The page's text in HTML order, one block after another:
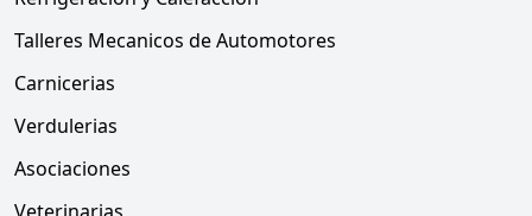
Talleres Mecanicos de Automotores
Carnicerias
Verdulerias
Asociaciones